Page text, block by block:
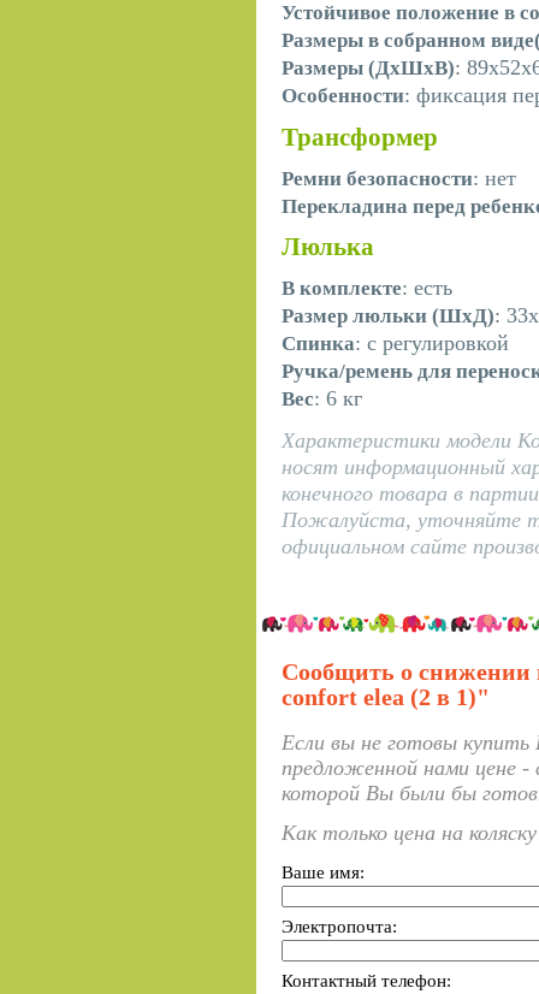
Устойчивое положение в
Размеры в собранном
Размеры (ДхШхВ):
Особенности: фиксация
Трансформер
Ремни безопасности: нет
Перекладина перед
Люлька
В комплекте: есть
Размер люльки (ШxД):
Спинка: с регулировкой
Ручка/ремень для
Вес: 6 кг
Характеристики модели
носят информационный
конечного товара в
Пожалуйста, уточняйте
официальном сайте
Сообщить о
confort elea (2 в 1)"
Если вы не готовы купить
предложенной нами цене -
которой Вы были бы
Как только цена на
Ваше имя:
Электропочта:
Контактный телефон: